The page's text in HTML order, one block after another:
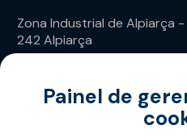
Zona Industrial de Alpiarça
242 Alpiarça
Painel de gerenciamento de